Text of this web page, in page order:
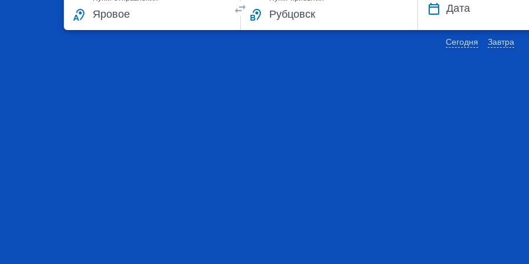
Дата
Сегодня Завтра